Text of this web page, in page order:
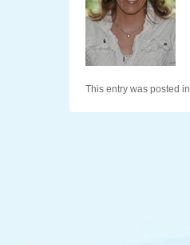
This entry was posted in